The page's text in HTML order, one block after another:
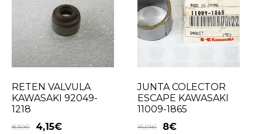
RETEN VALVULA
KAWASAKI 92049-
1218
8,30€ 4,15€
JUNTA COLECTOR
ESCAPE KAWASAKI
11009-1865
16,01€ 8€